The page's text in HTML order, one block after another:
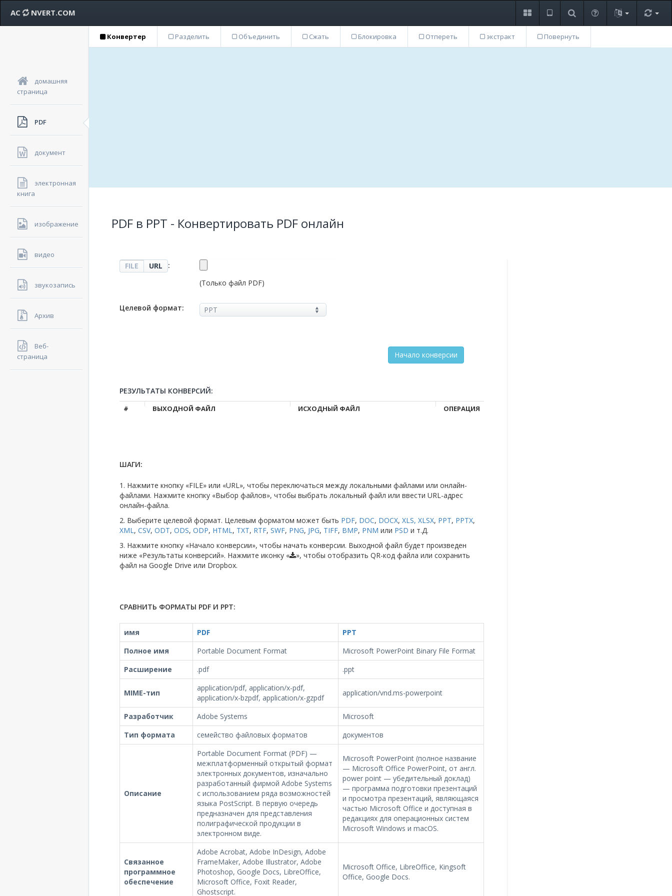
AC NVERT.COM
домашняя
страница
PDF
документ
электронная
книга
изображение
видео
звукозапись
Архив
Веб-
страница
Конвертер Разделить Объединить Сжать Блокировка Отпереть экстракт Повернуть
PDF в PPT - Конвертировать PDF онлайн
FILE URL
:
(Только файл PDF)
Целевой формат:
РЕЗУЛЬТАТЫ КОНВЕРСИЙ:
# ВЫХОДНОЙ ФАЙЛ ИСХОДНЫЙ ФАЙЛ ОПЕРАЦИЯ
ШАГИ:
1. Нажмите кнопку «FILE» или «URL», чтобы переключаться между локальными файлами или онлайн-
файлами. Нажмите кнопку «Выбор файлов», чтобы выбрать локальный файл или ввести URL-адрес
онлайн-файла.
2. Выберите целевой формат. Целевым форматом может быть PDF, DOC, DOCX, XLS, XLSX, PPT, PPTX,
XML, CSV, ODT, ODS, ODP, HTML, TXT, RTF, SWF, PNG, JPG, TIFF, BMP, PNM или PSD и т.Д.
3. Нажмите кнопку «Начало конверсии», чтобы начать конверсии. Выходной файл будет произведен
ниже «Результаты конверсий». Нажмите иконку «
», чтобы отобразить QR-код файла или сохранить
файл на Google Drive или Dropbox.
СРАВНИТЬ ФОРМАТЫ PDF И PPT:
имя PDF
PPT
Полное имя
Portable Document Format
Microsoft PowerPoint Binary File Format
Расширение
.pdf .ppt
MIME-тип
application/pdf, application/x-pdf,
application/x-bzpdf, application/x-gzpdf
application/vnd.ms-powerpoint
Разработчик Adobe Systems
Microsoft
Тип формата
семейство файловых форматов документов
Описание
Portable Document Format (PDF) —
межплатформенный открытый формат
электронных документов, изначально
разработанный фирмой Adobe Systems
с использованием ряда возможностей
языка PostScript. В первую очередь
предназначен для представления
полиграфической продукции в
электронном виде.
Microsoft PowerPoint (полное название
— Microsoft Office PowerPoint, от англ.
power point — убедительный доклад)
— программа подготовки презентаций
и просмотра презентаций, являющаяся
частью Microsoft Office и доступная в
редакциях для операционных систем
Microsoft Windows и macOS.
Связанное
программное
обеспечение
Adobe Acrobat, Adobe InDesign, Adobe
FrameMaker, Adobe Illustrator, Adobe
Photoshop, Google Docs, LibreOffice,
Microsoft Office, Foxit Reader,
Ghostscript.
Microsoft Office, LibreOffice, Kingsoft
Office, Google Docs.